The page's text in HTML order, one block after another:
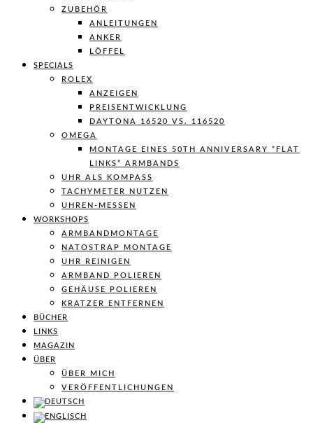
ZUBEHÖR
ANLEITUNGEN
ANKER
LÖFFEL
SPECIALS
ROLEX
ANZEIGEN
PREISENTWICKLUNG
DAYTONA 16520 VS. 116520
OMEGA
MONTAGE EINES 50TH ANNIVERSARY “FLAT
LINKS” ARMBANDS
UHR ALS KOMPASS
TACHYMETER NUTZEN
UHREN-MESSEN
WORKSHOPS
ARMBANDMONTAGE
NATOSTRAP MONTAGE
UHR REINIGEN
ARMBAND POLIEREN
GEHÄUSE POLIEREN
KRATZER ENTFERNEN
BÜCHER
LINKS
MAGAZIN
ÜBER
ÜBER MICH
VERÖFFENTLICHUNGEN